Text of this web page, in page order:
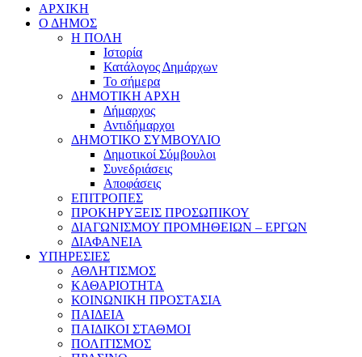
ΑΡΧΙΚΗ
Ο ΔΗΜΟΣ
Η ΠΟΛΗ
Ιστορία
Κατάλογος Δημάρχων
Το σήμερα
ΔΗΜΟΤΙΚΗ ΑΡΧΗ
Δήμαρχος
Αντιδήμαρχοι
ΔΗΜΟΤΙΚΟ ΣΥΜΒΟΥΛΙΟ
Δημοτικοί Σύμβουλοι
Συνεδριάσεις
Αποφάσεις
ΕΠΙΤΡΟΠΕΣ
ΠΡΟΚΗΡΥΞΕΙΣ ΠΡΟΣΩΠΙΚΟΥ
ΔΙΑΓΩΝΙΣΜΟΥ ΠΡΟΜΗΘΕΙΩΝ – ΕΡΓΩΝ
ΔΙΑΦΑΝΕΙΑ
ΥΠΗΡΕΣΙΕΣ
ΑΘΛΗΤΙΣΜΟΣ
ΚΑΘΑΡΙΟΤΗΤΑ
ΚΟΙΝΩΝΙΚΗ ΠΡΟΣΤΑΣΙΑ
ΠΑΙΔΕΙΑ
ΠΑΙΔΙΚΟΙ ΣΤΑΘΜΟΙ
ΠΟΛΙΤΙΣΜΟΣ